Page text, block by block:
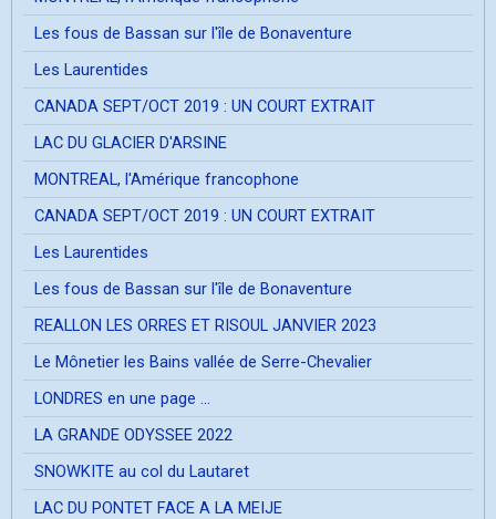
Les fous de Bassan sur l'île de Bonaventure
Les Laurentides
CANADA SEPT/OCT 2019 : UN COURT EXTRAIT
LAC DU GLACIER D'ARSINE
MONTREAL, l'Amérique francophone
CANADA SEPT/OCT 2019 : UN COURT EXTRAIT
Les Laurentides
Les fous de Bassan sur l'île de Bonaventure
REALLON LES ORRES ET RISOUL JANVIER 2023
Le Mônetier les Bains vallée de Serre-Chevalier
LONDRES en une page ...
LA GRANDE ODYSSEE 2022
SNOWKITE au col du Lautaret
LAC DU PONTET FACE A LA MEIJE